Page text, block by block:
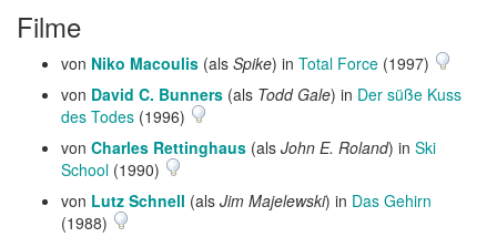
Filme
von Niko Macoulis (als Spike) in Total Force (1997)
von David C. Bunners (als Todd Gale) in Der süße Kuss
des Todes (1996)
von Charles Rettinghaus (als John E. Roland) in Ski
School (1990)
von Lutz Schnell (als Jim Majelewski) in Das Gehirn
(1988)